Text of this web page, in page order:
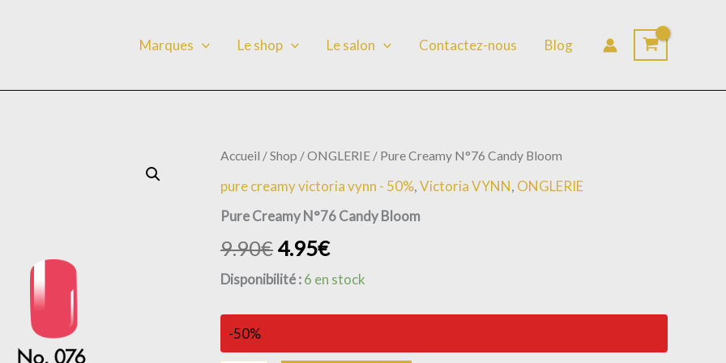
Marques Le shop Le salon Contactez-nous Blog
Accueil /Shop /ONGLERIE / Pure Creamy N°76 Candy Bloom
pure creamy victoria vynn - 50%,Victoria VYNN, ONGLERIE
Pure Creamy N°76 Candy Bloom
9.90€ 4.95€
Disponibilité :6 en stock
-50%
quantité
Pure
N°76
Bloom